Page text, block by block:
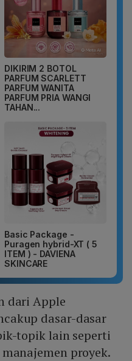
DIKIRIM 2 BOTOL
PARFUM SCARLETT
PARFUM WANITA
PARFUM PRIA WANGI
TAHAN...
Basic Package -
Puragen hybrid-XT ( 5
ITEM ) - DAVIENA
SKINCARE
dari Apple
dasar-dasar
topik lain seperti
proyek.